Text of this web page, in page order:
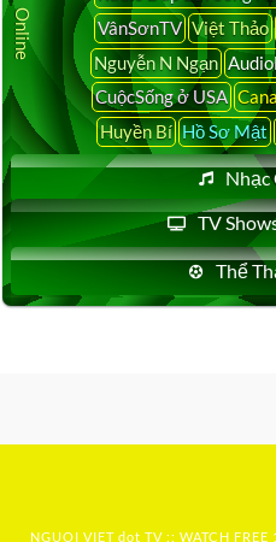
VânSơnTV Việt Thảo
Nguyễn N Ngạn
CuộcSống ở USA
Huyền Bí Hồ Sơ Mật
Nhạc
TV
Thể
NGUOI VIET dot TV :: WATCH